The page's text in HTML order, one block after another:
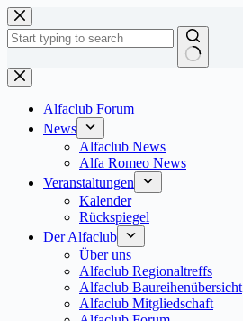
Zum
Inhalt
springen
Keine
Ergebnisse
Alfaclub Forum
News
Alfaclub News
Alfa Romeo News
Veranstaltungen
Kalender
Rückspiegel
Der Alfaclub
Über uns
Alfaclub Regionaltreffs
Alfaclub Baureihenübersicht
Alfaclub Mitgliedschaft